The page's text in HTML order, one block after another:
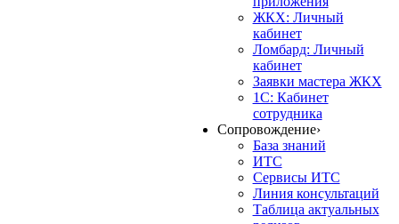
ЖКХ: Личный
кабинет
Ломбард: Личный
кабинет
Заявки мастера ЖКХ
1С: Кабинет
сотрудника
Сопровождение›
База знаний
ИТС
Сервисы ИТС
Линия консультаций
Таблица актуальных